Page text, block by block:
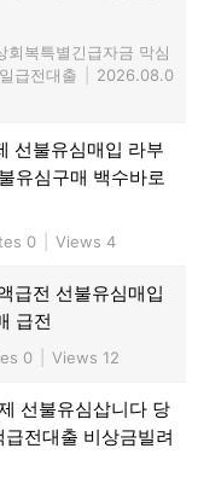
복특별긴급자금 막심
급전대출
2026.08.0
선불유심매입 라부
유심구매 백수바로
0 Views 4
급전 선불유심매입
급전
0 Views 12
선불유심삽니다 당
전대출 비상금빌려